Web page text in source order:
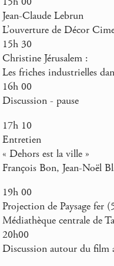
Jean-Claude Lebrun
L’ouverture de Décor
15h 30
Christine Jérusalem :
Les friches industrielles
16h 00
Discussion - pause
17h 10
Entretien
« Dehors est la ville »
François Bon, Jean-Noël
19h 00
Projection de Paysage fer
Médiathèque centrale de
20h00
Discussion autour du film